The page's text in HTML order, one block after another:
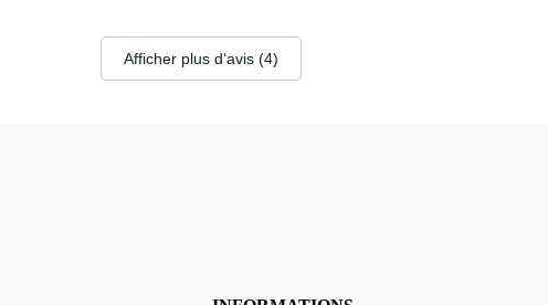
Afficher plus d‘avis (4)